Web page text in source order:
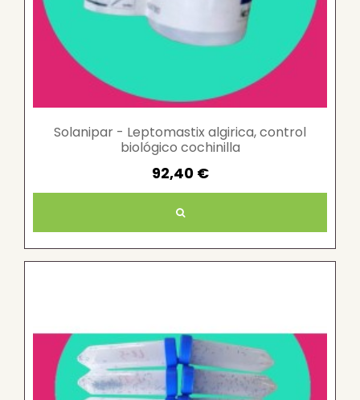
Solanipar - Leptomastix algirica, control
biológico cochinilla
92,40 €